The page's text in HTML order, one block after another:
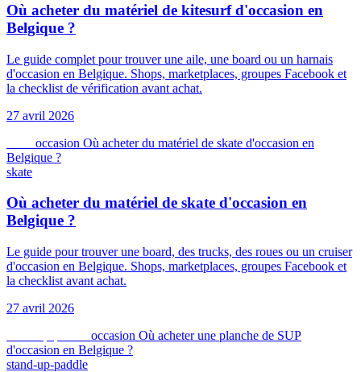
Où acheter du matériel de kitesurf d'occasion en
Belgique ?
Le guide complet pour trouver une aile, une board ou un harnais
d'occasion en Belgique. Shops, marketplaces, groupes Facebook et
la checklist de vérification avant achat.
27 avril 2026
occasion Où acheter du matériel de skate d'occasion en
Belgique ?
skate
Où acheter du matériel de skate d'occasion en
Belgique ?
Le guide pour trouver une board, des trucks, des roues ou un cruiser
d'occasion en Belgique. Shops, marketplaces, groupes Facebook et
la checklist avant achat.
27 avril 2026
occasion Où acheter une planche de SUP
d'occasion en Belgique ?
stand-up-paddle